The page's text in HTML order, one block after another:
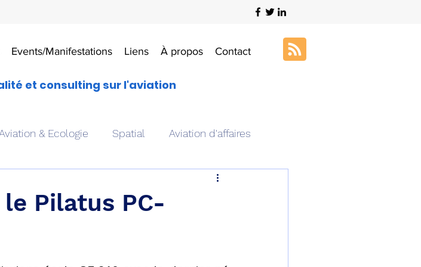
Events/Manifestations Liens À propos Contact
et consulting sur l'aviation
& Ecologie Spatial Aviation d'affaires
Art & Aviation
Pilatus PC-